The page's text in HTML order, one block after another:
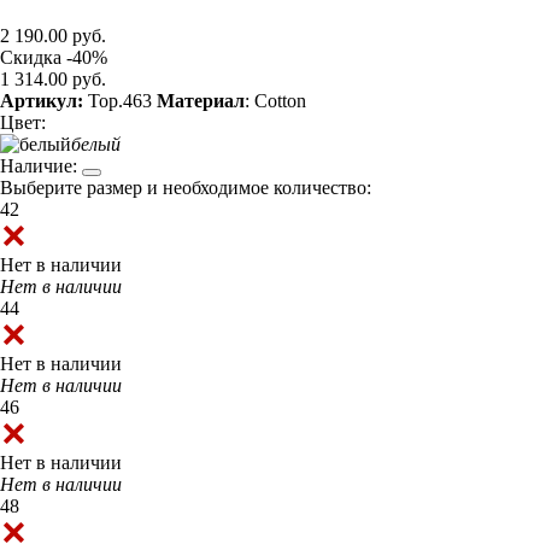
2 190.00 руб.
Скидка -40%
1 314.00 руб.
Артикул: Top.463 Материал: Cotton
Цвет:
белый
Наличие:
Выберите размер и необходимое количество:
42
Нет в наличии
Нет в наличии
44
Нет в наличии
Нет в наличии
46
Нет в наличии
Нет в наличии
48